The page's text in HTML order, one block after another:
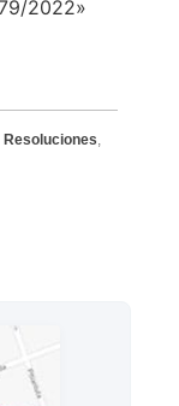
2022»
Resoluciones,